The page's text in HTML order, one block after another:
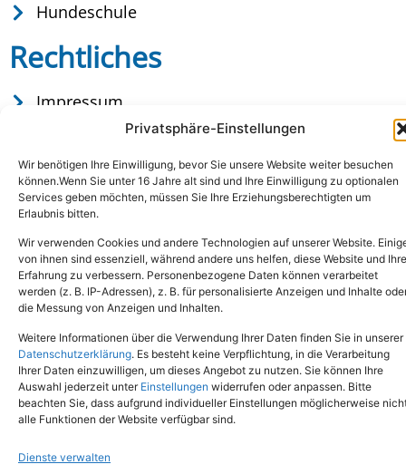
Privatsphäre-Einstellungen
Wir benötigen Ihre Einwilligung, bevor Sie unsere Website weiter besuchen
können.Wenn Sie unter 16 Jahre alt sind und Ihre Einwilligung zu optionalen
Services geben möchten, müssen Sie Ihre Erziehungsberechtigten um
Erlaubnis bitten.
Wir verwenden Cookies und andere Technologien auf unserer Website.
von ihnen sind essenziell, während andere uns helfen, diese Website und Ihre
Erfahrung zu verbessern. Personenbezogene Daten können verarbeitet
werden (z. B. IP-Adressen), z. B. für personalisierte Anzeigen und Inhalte
die Messung von Anzeigen und Inhalten.
Weitere Informationen über die Verwendung Ihrer Daten finden Sie in unserer
Datenschutzerklärung. Es besteht keine Verpflichtung, in die Verarbeitung
Ihrer Daten einzuwilligen, um dieses Angebot zu nutzen. Sie können Ihre
Auswahl jederzeit unter Einstellungen widerrufen oder anpassen. Bitte
beachten Sie, dass aufgrund individueller Einstellungen möglicherweise
alle Funktionen der Website verfügbar sind.
Dienste verwalten
Hundeschule
Rechtliches
Impressum
Datenschutz
Copyright © 2024. Alle Rechte vorbehalten.
Tel.: (02651) - 77438info@tierheim-mayen.de
In der Pluns 1, 56727 Mayen